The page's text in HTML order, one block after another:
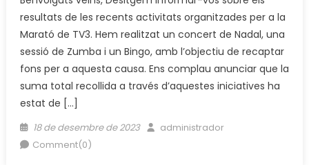
resultats de les recents activitats organitzades per a la
Marató de TV3. Hem realitzat un concert de Nadal, una
sessió de Zumba i un Bingo, amb l’objectiu de recaptar
fons per a aquesta causa. Ens complau anunciar que la
suma total recollida a través d’aquestes iniciatives ha
estat de […]
Posted
on
18 de desembre de 2023 Author
administrador
Comment(0)